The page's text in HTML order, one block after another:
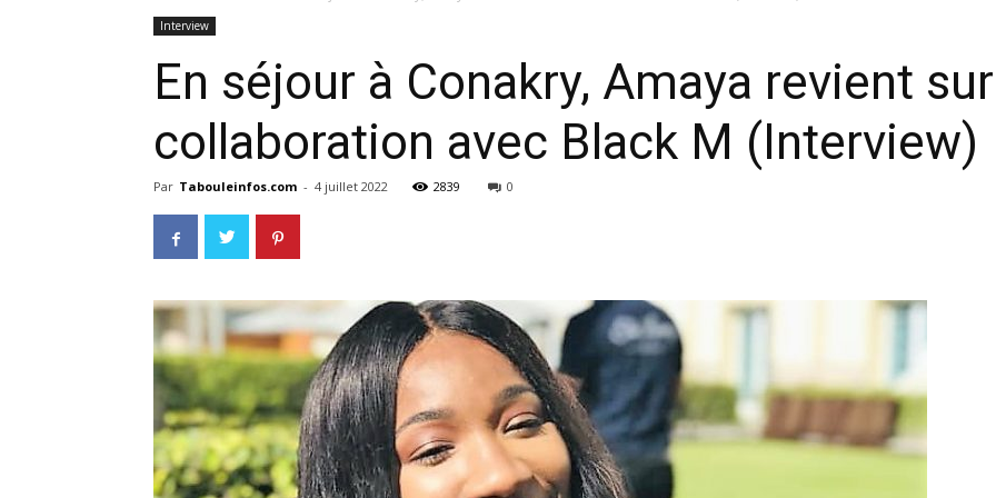
Interview
En séjour à Conakry, Amaya revient
collaboration avec Black M (Interview)
Par Tabouleinfos.com - 4 juillet 2022 2839 0